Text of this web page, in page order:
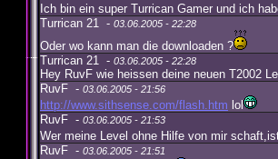
Ich bin ein super Turrican Gamer und ich
Turrican 21 - 03.06.2005 - 22:28
Oder wo kann man die downloaden ?
Turrican 21 - 03.06.2005 - 22:28
Hey RuvF wie heissen deine neuen T2002
RuvF - 03.06.2005 - 21:56
http://www.sithsense.com/flash.htm lol
RuvF - 03.06.2005 - 21:53
Wer meine Level ohne Hilfe von mir
RuvF - 03.06.2005 - 21:51